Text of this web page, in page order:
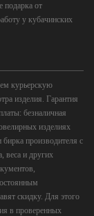
подарка от
у кубачинских
курьерскую
изделия. Гарантия
безналичная
изделиях
бирка производителя с
веса и других
скидку. Для этого
в проверенных